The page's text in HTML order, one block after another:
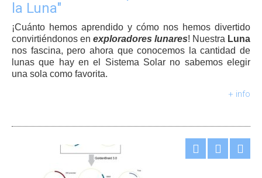
la Luna"
¡Cuánto hemos aprendido y cómo nos hemos divertido
convirtiéndonos en exploradores lunares! Nuestra Luna
nos fascina, pero ahora que conocemos la cantidad de
lunas que hay en el Sistema Solar no sabemos elegir
una sola como favorita.
+ info